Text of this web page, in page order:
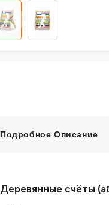
Подробное Описание
Деревянные счёты